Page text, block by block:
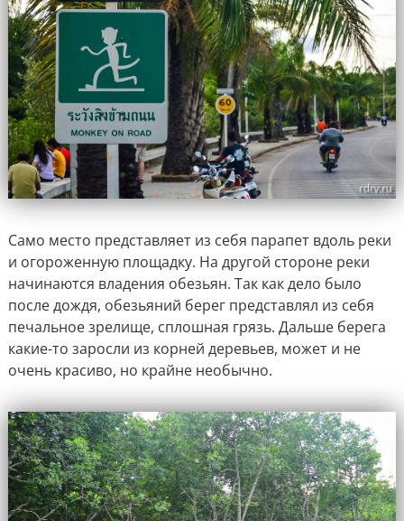
Само место представляет из себя парапет вдоль реки
и огороженную площадку. На другой стороне реки
начинаются владения обезьян. Так как дело было
после дождя, обезьяний берег представлял из себя
печальное зрелище, сплошная грязь. Дальше берега
какие-то заросли из корней деревьев, может и не
очень красиво, но крайне необычно.